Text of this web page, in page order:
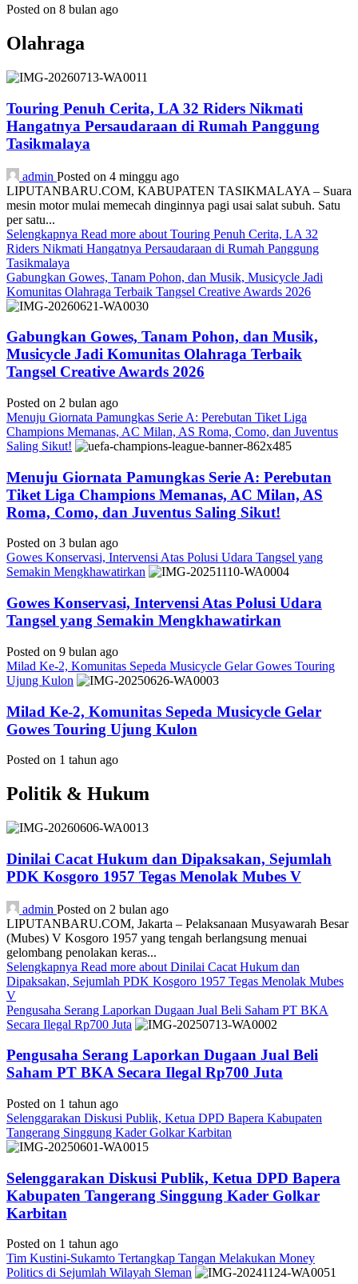
Posted on 8 bulan ago
Olahraga
Touring Penuh Cerita, LA 32 Riders Nikmati
Hangatnya Persaudaraan di Rumah Panggung
Tasikmalaya
admin Posted on 4 minggu ago
LIPUTANBARU.COM, KABUPATEN TASIKMALAYA – Suara
mesin motor mulai memecah dinginnya pagi usai salat subuh. Satu
per satu...
Selengkapnya Read more about Touring Penuh Cerita, LA 32
Riders Nikmati Hangatnya Persaudaraan di Rumah Panggung
Tasikmalaya
Gabungkan Gowes, Tanam Pohon, dan Musik, Musicycle Jadi
Komunitas Olahraga Terbaik Tangsel Creative Awards 2026
Gabungkan Gowes, Tanam Pohon, dan Musik,
Musicycle Jadi Komunitas Olahraga Terbaik
Tangsel Creative Awards 2026
Posted on 2 bulan ago
Menuju Giornata Pamungkas Serie A: Perebutan Tiket Liga
Champions Memanas, AC Milan, AS Roma, Como, dan Juventus
Saling Sikut!
Menuju Giornata Pamungkas Serie A: Perebutan
Tiket Liga Champions Memanas, AC Milan, AS
Roma, Como, dan Juventus Saling Sikut!
Posted on 3 bulan ago
Gowes Konservasi, Intervensi Atas Polusi Udara Tangsel yang
Semakin Mengkhawatirkan
Gowes Konservasi, Intervensi Atas Polusi Udara
Tangsel yang Semakin Mengkhawatirkan
Posted on 9 bulan ago
Milad Ke-2, Komunitas Sepeda Musicycle Gelar Gowes Touring
Ujung Kulon
Milad Ke-2, Komunitas Sepeda Musicycle Gelar
Gowes Touring Ujung Kulon
Posted on 1 tahun ago
Politik & Hukum
Dinilai Cacat Hukum dan Dipaksakan, Sejumlah
PDK Kosgoro 1957 Tegas Menolak Mubes V
admin Posted on 2 bulan ago
LIPUTANBARU.COM, Jakarta – Pelaksanaan Musyawarah Besar
(Mubes) V Kosgoro 1957 yang tengah berlangsung menuai
gelombang penolakan keras...
Selengkapnya Read more about Dinilai Cacat Hukum dan
Dipaksakan, Sejumlah PDK Kosgoro 1957 Tegas Menolak Mubes
V
Pengusaha Serang Laporkan Dugaan Jual Beli Saham PT BKA
Secara Ilegal Rp700 Juta
Pengusaha Serang Laporkan Dugaan Jual Beli
Saham PT BKA Secara Ilegal Rp700 Juta
Posted on 1 tahun ago
Selenggarakan Diskusi Publik, Ketua DPD Bapera Kabupaten
Tangerang Singgung Kader Golkar Karbitan
Selenggarakan Diskusi Publik, Ketua DPD Bapera
Kabupaten Tangerang Singgung Kader Golkar
Karbitan
Posted on 1 tahun ago
Tim Kustini-Sukamto Tertangkap Tangan Melakukan Money
Politics di Sejumlah Wilayah Sleman